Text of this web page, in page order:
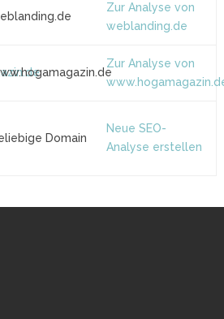
Zur Analyse von
weblanding.de
Zur Analyse von
Domain
Neue SEO-
Analyse erstellen